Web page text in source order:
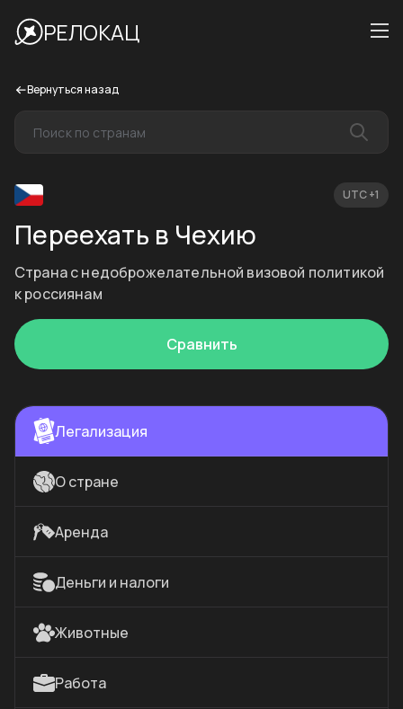
РЕЛОКАЦ
Вернуться назад
UTC +1
Переехать в Чехию
Cтрана с недоброжелательной визовой политикой
к россиянам
Сравнить
Легализация
О стране
Аренда
Деньги и налоги
Животные
Работа